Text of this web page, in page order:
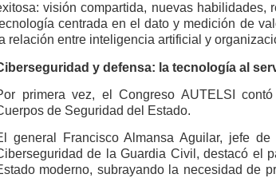
visión compartida, nuevas habilidades,
centrada en el dato y medición de
relación entre inteligencia artificial y
y defensa: la tecnología al
primera vez, el Congreso AUTELSI
de Seguridad del Estado.
general Francisco Almansa Aguilar, jefe
de la Guardia Civil, destacó el
moderno, subrayando la necesidad de